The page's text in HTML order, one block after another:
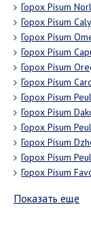
Горох Písum
Горох Písum
Горох Písum
Горох Písum
Горох Písum
Горох Písum
Горох Písum
Горох Písum
Горох Písum
Горох Písum
Горох Písum
Горох Písum
Показать еще